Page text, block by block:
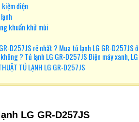
điện
khuẩn khử mùi
D257JS rẻ nhất ? Mua tủ lạnh LG GR-D257JS
? Tủ lạnh LG GR-D257JS Điện máy xanh,
TỦ LẠNH LG GR-D257JS
LG GR-D257JS